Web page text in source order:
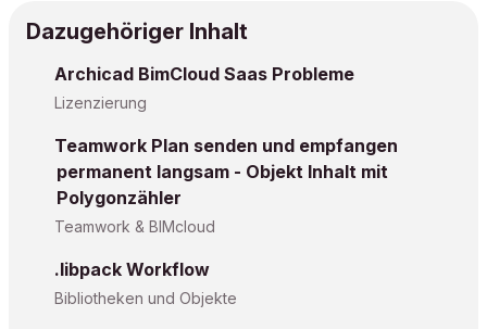
Dazugehöriger Inhalt
Archicad BimCloud Saas Probleme
Lizenzierung
Teamwork Plan senden und empfangen
permanent langsam - Objekt Inhalt mit
Polygonzähler
Teamwork & BIMcloud
.libpack Workflow
Bibliotheken und Objekte